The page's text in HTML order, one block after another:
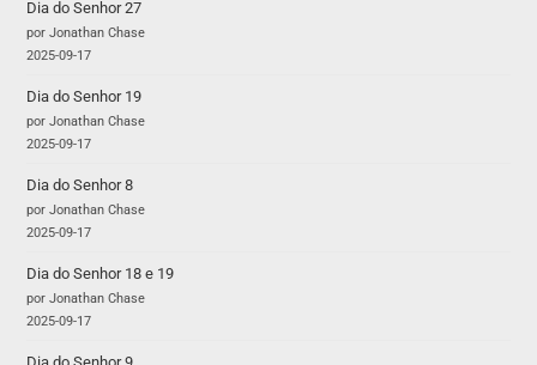
Dia do Senhor 27
por Jonathan Chase
2025-09-17
Dia do Senhor 19
por Jonathan Chase
2025-09-17
Dia do Senhor 8
por Jonathan Chase
2025-09-17
Dia do Senhor 18 e 19
por Jonathan Chase
2025-09-17